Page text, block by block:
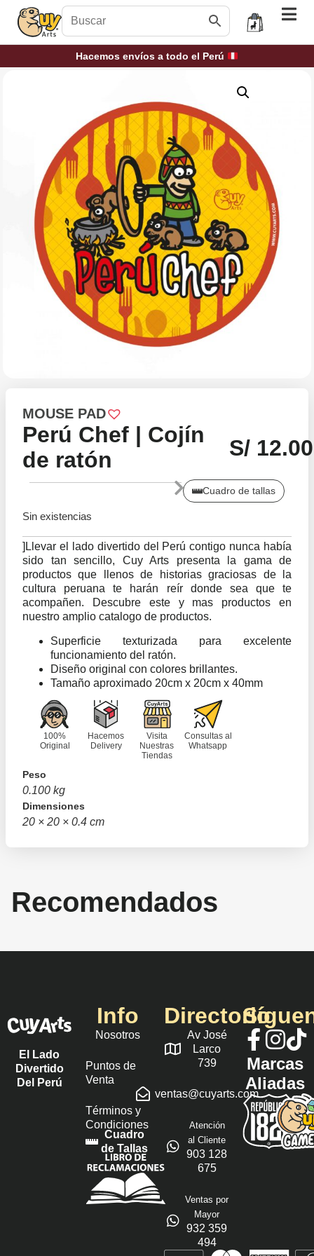
Hacemos envíos a todo el Perú
MOUSE PAD
Perú Chef | Cojín
de ratón
S/12.00
Cuadro de tallas
Sin existencias
] Llevar el lado divertido del Perú contigo nunca había
sido tan sencillo, Cuy Arts presenta la gama de
productos que llenos de historias graciosas de la
cultura peruana te harán reír donde sea que te
acompañen. Descubre este y mas productos en
nuestro amplio catalogo de productos.
Superficie texturizada para excelente
funcionamiento del ratón.
Diseño original con colores brillantes.
Tamaño aproximado 20cm x 20cm x 40mm
100%
Original
Hacemos
Delivery
Visita
Nuestras
Tiendas
Consultas al
Whatsapp
Peso
0.100 kg
Dimensiones
20 × 20 × 0.4 cm
Recomendados
El Lado
Divertido
Del Perú
Info
Nosotros
Puntos de
Venta
Términos y
Condiciones
Cuadro
de Tallas
Directorio
Av José
Larco
739
ventas@cuyarts.com
Atención
al Cliente
903 128
675
Ventas por
Mayor
932 359
494
Marcas
Aliadas